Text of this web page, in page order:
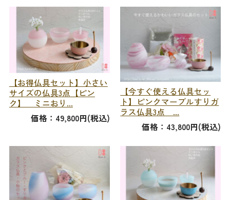
【お得仏具セット】小さい
サイズの仏具3点【ピン
ク】 ミニおり...
価格：49,800円(税込)
【今すぐ使える仏具セッ
ト】ピンクマーブルすりガ
ラス仏具3点 ...
価格：43,800円(税込)